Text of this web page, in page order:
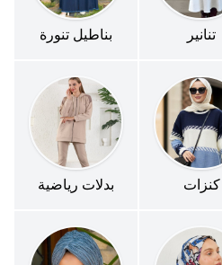
تنانير بناطيل تنورة
كنزات بدلات رياضية